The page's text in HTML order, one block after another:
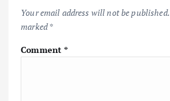
Your email address will not be published.
marked*
Comment*